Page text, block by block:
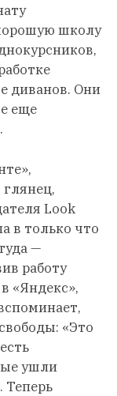
школу
диванов. Они
еще
Look
в только что
—
работу
«Яндекс»,
«Это
ушли
Теперь